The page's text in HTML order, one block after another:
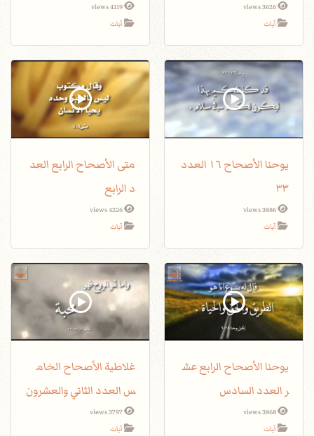
3626 views
آيات
4119 views
آيات
يوحنا الأصحاح ١٦ العدد
٣٣
3886 views
آيات
متى الأصحاح الرابع العد
د الرابع
4226 views
آيات
يوحنا الأصحاح الرابع عش
ر العدد السادس
3868 views
آيات
غلاطية الأصحاح الخام
س العدد الثاني والعشرون
3797 views
آيات